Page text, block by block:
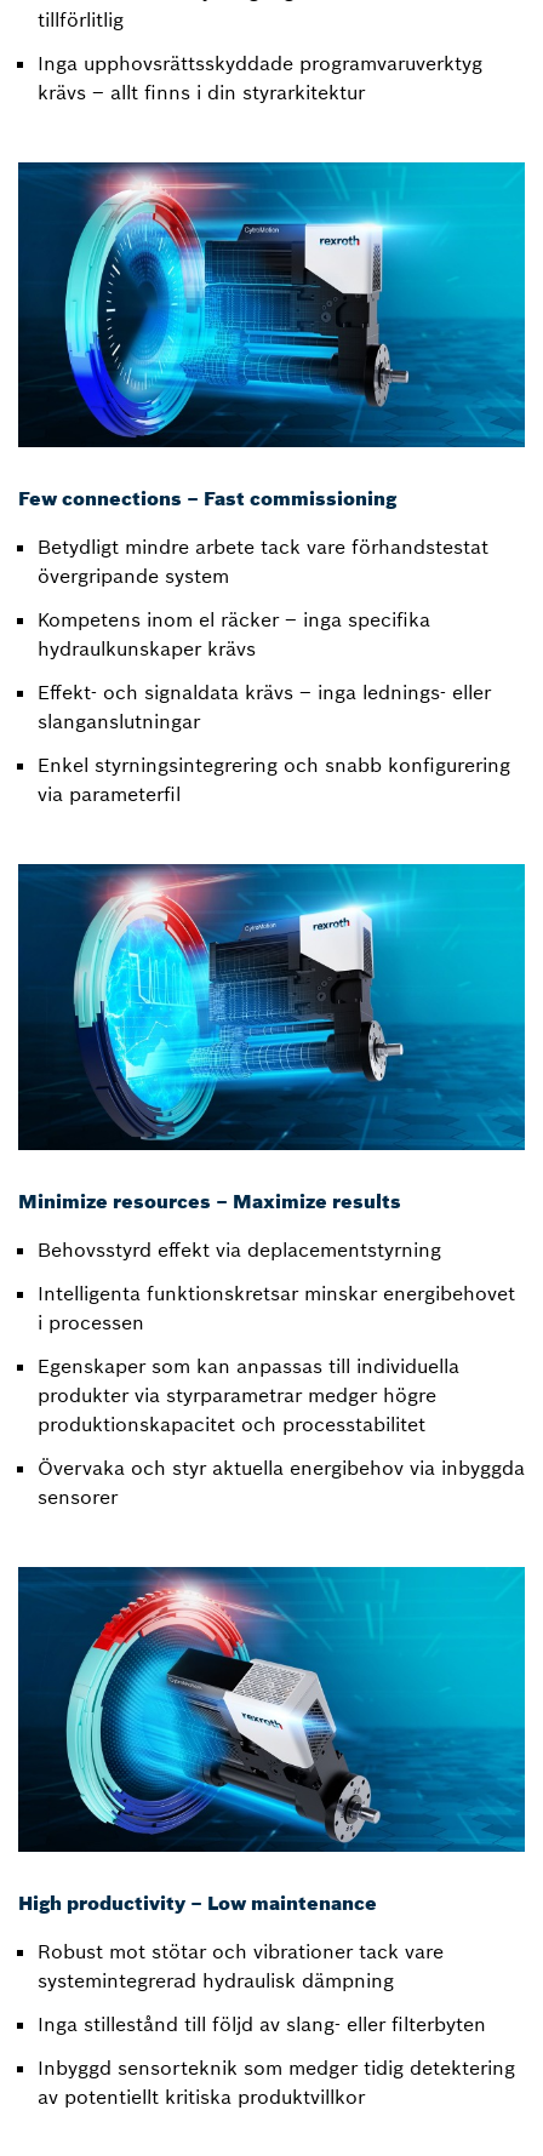
tillförlitlig
Inga upphovsrättsskyddade programvaruverktyg
krävs – allt finns i din styrarkitektur
Few connections – Fast commissioning
Betydligt mindre arbete tack vare förhandstestat
övergripande system
Kompetens inom el räcker – inga specifika
hydraulkunskaper krävs
Effekt- och signaldata krävs – inga lednings- eller
slanganslutningar
Enkel styrningsintegrering och snabb konfigurering
via parameterfil
Minimize resources – Maximize results
Behovsstyrd effekt via deplacementstyrning
Intelligenta funktionskretsar minskar energibehovet
i processen
Egenskaper som kan anpassas till individuella
produkter via styrparametrar medger högre
produktionskapacitet och processtabilitet
Övervaka och styr aktuella energibehov via inbyggda
sensorer
High productivity – Low maintenance
Robust mot stötar och vibrationer tack vare
systemintegrerad hydraulisk dämpning
Inga stillestånd till följd av slang- eller filterbyten
Inbyggd sensorteknik som medger tidig detektering
av potentiellt kritiska produktvillkor